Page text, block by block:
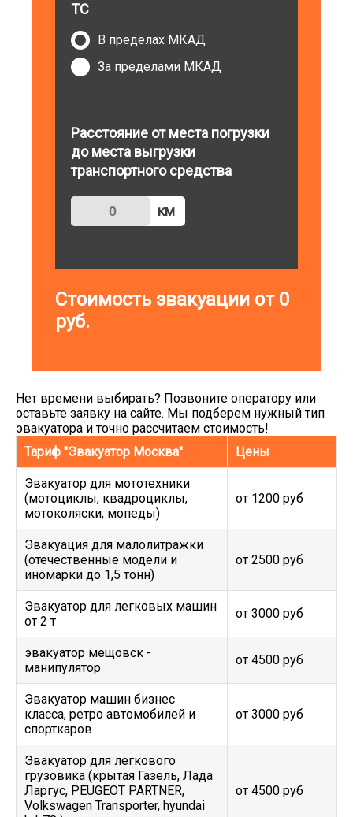
ТС
В пределах МКАД
За пределами МКАД
Расстояние от места погрузки
до места выгрузки
транспортного средства
км
Стоимость эвакуации от 0
руб.
Нет времени выбирать? Позвоните оператору или
оставьте заявку на сайте. Мы подберем нужный тип
эвакуатора и точно рассчитаем стоимость!
Тариф "Эвакуатор Москва"
Цены
Эвакуатор для мототехники
(мотоциклы, квадроциклы,
мотоколяски, мопеды)
от 1200 руб
Эвакуация для малолитражки
(отечественные модели и
иномарки до 1,5 тонн)
от 2500 руб
Эвакуатор для легковых машин
от 2 т
от 3000 руб
эвакуатор мещовск -
манипулятор
от 4500 руб
Эвакуатор машин бизнес
класса, ретро автомобилей и
спорткаров
от 3000 руб
Эвакуатор для легкового
грузовика (крытая Газель, Лада
Ларгус, PEUGEOT PARTNER,
Volkswagen Transporter, hyundai
от 4500 руб